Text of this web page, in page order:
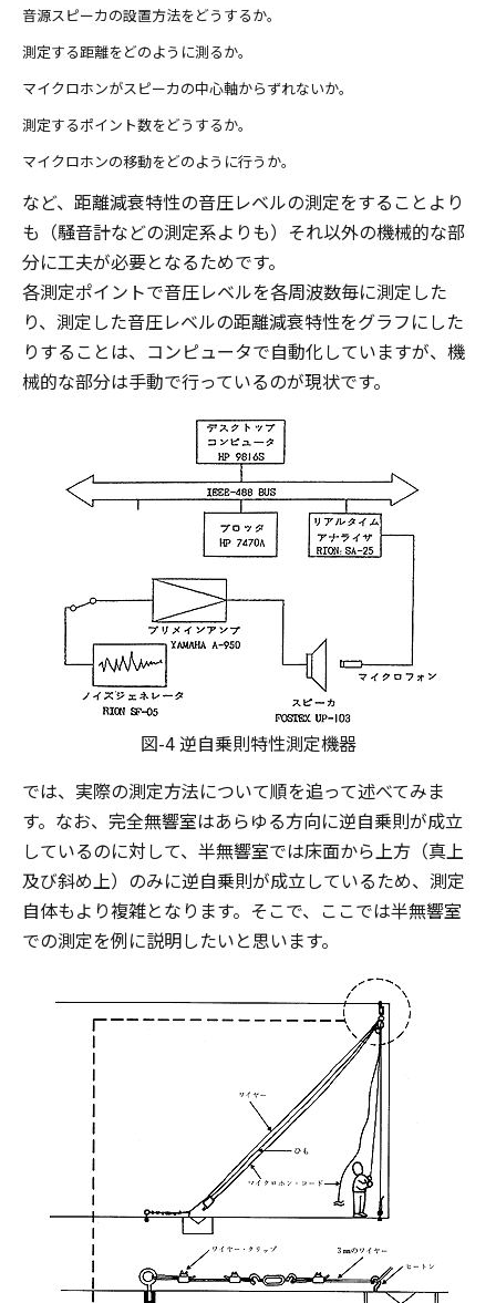
音源スピーカの設置方法をどうするか。
測定する距離をどのように測るか。
マイクロホンがスピーカの中心軸からずれないか。
測定するポイント数をどうするか。
マイクロホンの移動をどのように行うか。
など、距離減衰特性の音圧レベルの測定をすることより
も（騒音計などの測定系よりも）それ以外の機械的な部
分に工夫が必要となるためです。
各測定ポイントで音圧レベルを各周波数毎に測定した
り、測定した音圧レベルの距離減衰特性をグラフにした
りすることは、コンピュータで自動化していますが、機
械的な部分は手動で行っているのが現状です。
図-4 逆自乗則特性測定機器
では、実際の測定方法について順を追って述べてみま
す。なお、完全無響室はあらゆる方向に逆自乗則が成立
しているのに対して、半無響室では床面から上方（真上
及び斜め上）のみに逆自乗則が成立しているため、測定
自体もより複雑となります。そこで、ここでは半無響室
での測定を例に説明したいと思います。